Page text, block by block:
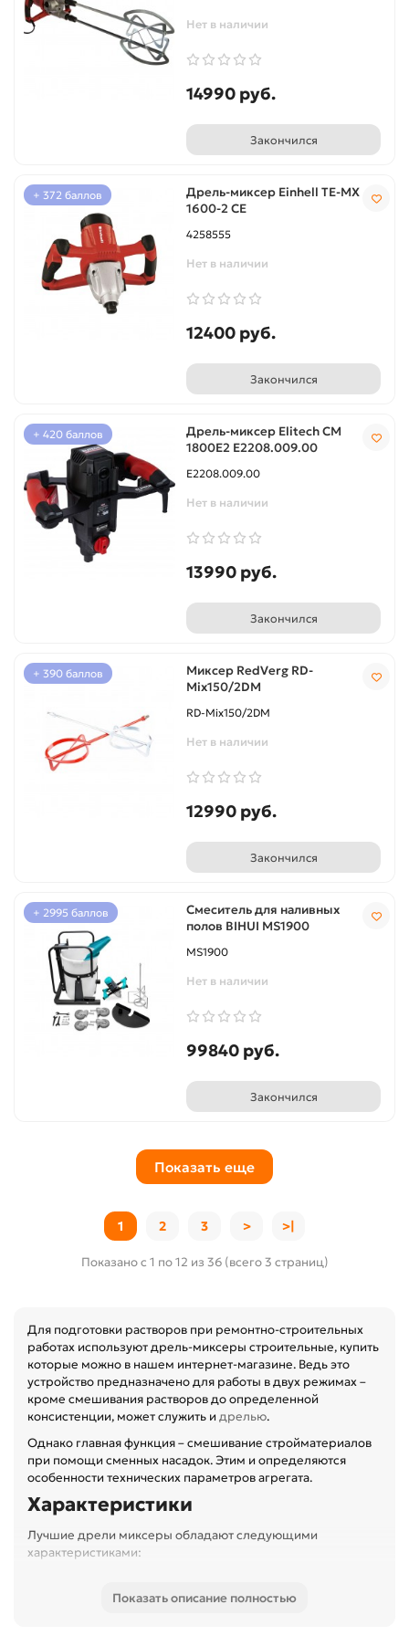
Нет в наличии
14990 руб.
Закончился
+ 372 баллов
Дрель-миксер Einhell TE-MX
1600-2 СE
4258555
Нет в наличии
12400 руб.
Закончился
+ 420 баллов
Дрель-миксер Elitech СM
1800Е2 E2208.009.00
E2208.009.00
Нет в наличии
13990 руб.
Закончился
+ 390 баллов
Миксер RedVerg RD-
Mix150/2DM
RD-Mix150/2DM
Нет в наличии
12990 руб.
Закончился
+ 2995 баллов
Смеситель для наливных
полов BIHUI MS1900
MS1900
Нет в наличии
99840 руб.
Закончился
Показать еще
1 2 3 > >|
Показано с 1 по 12 из 36 (всего 3 страниц)
Для подготовки растворов при ремонтно-строительных
работах используют дрель-миксеры строительные, купить
которые можно в нашем интернет-магазине. Ведь это
устройство предназначено для работы в двух режимах –
кроме смешивания растворов до определенной
консистенции, может служить и дрелью.
Однако главная функция – смешивание стройматериалов
при помощи сменных насадок. Этим и определяются
особенности технических параметров агрегата.
Характеристики
Лучшие дрели миксеры обладают следующими
характеристиками:
которым и отличается миксер. От его величины
Показать описание полностью